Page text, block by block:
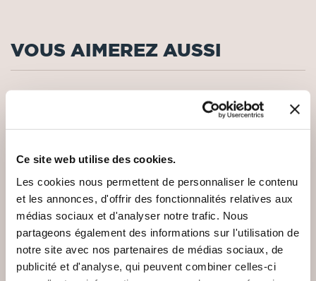
Ce site web utilise des cookies.
Les cookies nous permettent de personnaliser le contenu
et les annonces, d'offrir des fonctionnalités relatives aux
médias sociaux et d'analyser notre trafic. Nous
partageons également des informations sur l'utilisation de
notre site avec nos partenaires de médias sociaux, de
publicité et d'analyse, qui peuvent combiner celles-ci
VOUS AIMEREZ AUSSI